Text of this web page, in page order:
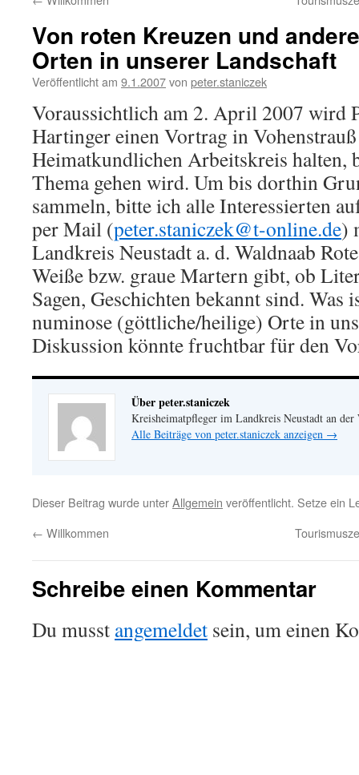
Von roten Kreuzen und
Orten in unserer Landschaft
Veröffentlicht am 9.1.2007von peter.staniczek
Voraussichtlich am 2. April 2007 wird
Hartinger einen Vortrag in
Heimatkundlichen Arbeitskreis halten,
Thema gehen wird. Um bis dorthin
sammeln, bitte ich alle Interessierten
per Mail (peter.staniczek@t-online.de)
Landkreis Neustadt a. d. Waldnaab
Weiße bzw. graue Martern gibt, ob
Sagen, Geschichten bekannt sind. Was
numinose (göttliche/heilige) Orte in
Diskussion könnte fruchtbar für den
Über peter.staniczek
Kreisheimatpfleger im Landkreis Neustadt an der
Alle Beiträge von peter.staniczek anzeigen →
Dieser Beitrag wurde unterAllgemein veröffentlicht. Setze ein
← Willkommen
Schreibe einen Kommentar
Du musst angemeldet sein, um einen